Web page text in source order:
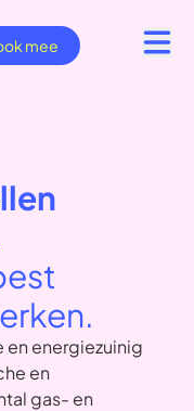
mee
en energiezuinig
en
gas- en